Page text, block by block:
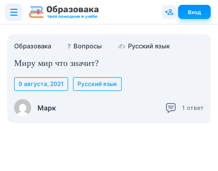
Образовака ❓ Вопросы ✍ Русский язык
Миру мир что значит?
Марк
9 августа, 2021 Русский язык
1 ответ
Вход